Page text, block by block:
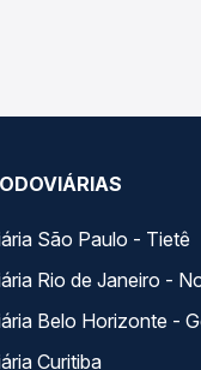
São Paulo - Tietê
Rio de Janeiro -
Belo Horizonte -
Curitiba